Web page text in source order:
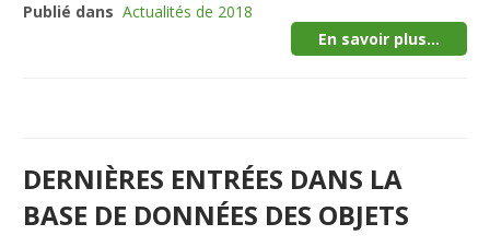
Publié dans Actualités de 2018
En savoir plus...
DERNIÈRES ENTRÉES DANS LA
BASE DE DONNÉES DES OBJETS